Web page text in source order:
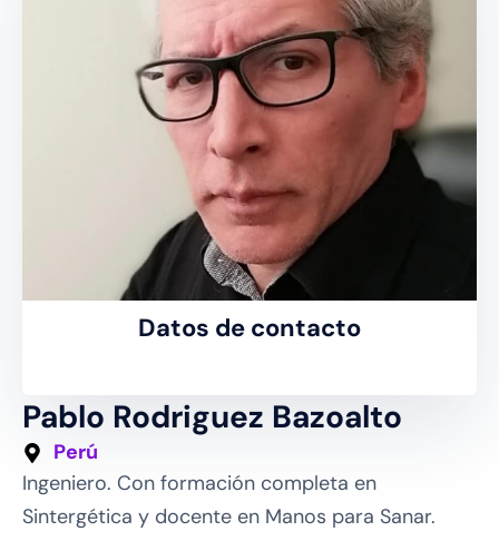
Datos de contacto
Pablo Rodriguez Bazoalto
Perú
Ingeniero. Con formación completa en
Sintergética y docente en Manos para Sanar.